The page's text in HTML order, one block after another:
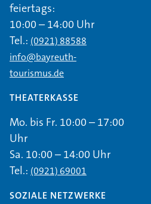
feiertags:
10:00 – 14:00 Uhr
Tel.: (0921) 88588
info@bayreuth-
tourismus.de
THEATERKASSE
Mo. bis Fr. 10:00 – 17:00
Uhr
Sa. 10:00 – 14:00 Uhr
Tel.: (0921) 69001
SOZIALE NETZWERKE